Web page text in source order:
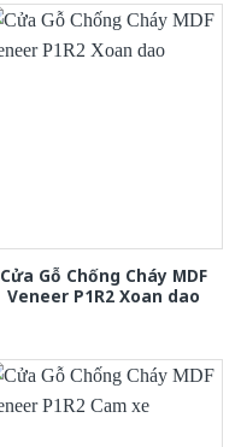
Cửa Gỗ Chống Cháy MDF
Veneer P1R2 Xoan dao